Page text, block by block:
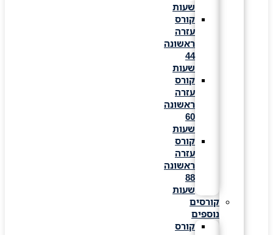
שעות
קורס
עזרה
ראשונה
שעות
קורס
עזרה
ראשונה
שעות
קורס
עזרה
ראשונה
שעות
קורסים
נוספים
קורס